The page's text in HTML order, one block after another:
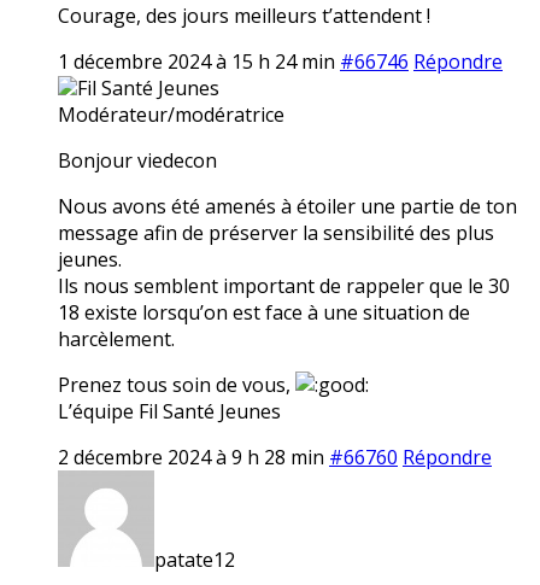
Courage, des jours meilleurs t’attendent !
1 décembre 2024 à 15 h 24 min #66746 Répondre
Fil Santé Jeunes
Modérateur/modératrice
Bonjour viedecon
Nous avons été amenés à étoiler une partie de ton
message afin de préserver la sensibilité des plus
jeunes.
Ils nous semblent important de rappeler que le 30
18 existe lorsqu’on est face à une situation de
harcèlement.
Prenez tous soin de vous,
L’équipe Fil Santé Jeunes
2 décembre 2024 à 9 h 28 min #66760 Répondre
patate12